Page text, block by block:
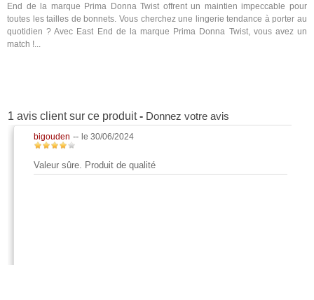
End de la marque Prima Donna Twist offrent un maintien impeccable pour
toutes les tailles de bonnets. Vous cherchez une lingerie tendance à porter au
quotidien ? Avec East End de la marque Prima Donna Twist, vous avez un
match !...
1 avis client sur ce produit- Donnez votre avis